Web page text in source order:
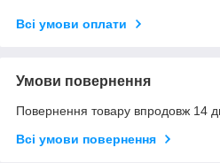
Всі умови оплати
Умови повернення
Повернення товару впродовж 14
Всі умови повернення